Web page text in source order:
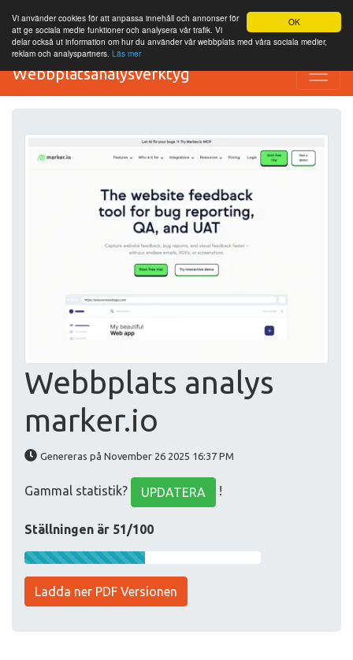
OK
Vi använder cookies för att anpassa innehåll och annonser för
att ge sociala medie funktioner och analysera vår trafik. Vi
delar också ut information om hur du använder vår webbplats med våra sociala medier,
reklam och analyspartners. Läs mer
Webbplatsanalysverktyg
Webbplats analys
marker.io
Genereras på November 26 2025 16:37 PM
Gammal statistik? UPDATERA !
Ställningen är 51/100
Ladda ner PDF Versionen